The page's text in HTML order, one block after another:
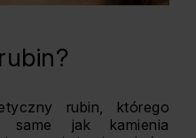
rubin, którego
same jak kamienia